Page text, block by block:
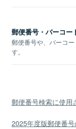
郵便番号・バーコー
郵便番号や、バーコ
す。
郵便番号検索に使用
2025年度版郵便番